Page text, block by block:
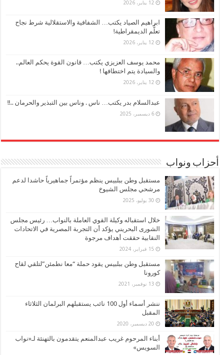
12 يناير، 2026
ابراهيم الصياد يكتب… الشفافية والاستقلالية شرط نجاح
تعلُّم الديمقراطية!
12 يناير، 2026
محمد يوسف العزيزي يكتب… قانون القوة يحكم العالم..
والسيادة يتم اختطافها !
12 يناير، 2026
عبدالسلام بدر يكتب… ناس . وناس بين التبذير والحرمان ..!!
6 ديسمبر، 2025
أحزاب ونواب
مستقبل وطن ببلبيس ينظم مؤتمراً جماهيرياً حاشدا لدعم
مرشحي مجلس الشيوخ
30 يوليو، 2025
خلال استقباله وكيلة القوي العاملة بالنواب… رئيس مجلس
الشورى البحريني يؤكد أن التجربة المصرية في الاتحادات
النقابية حققت أهداف مرجوة
15 فبراير، 2024
مستقبل وطن ببلبيس يقود حملة “معا نطمئن”لتلقي لقاح
كورونا
13 نوفمبر، 2021
ننشر أسماء أول 100 نائب يستقبلهم البرلمان الثلاثاء
المقبل
20 ديسمبر، 2020
أبناء المرحوم غريب عبدالمنعم يتقدمون بالتهنئة لـ«نواب
السويس»